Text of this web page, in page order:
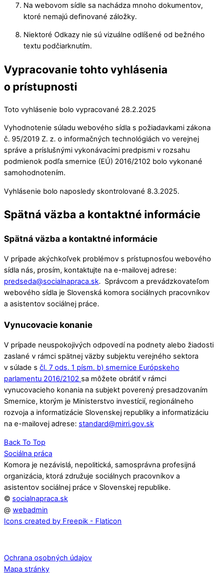
Na webovom sídle sa nachádza mnoho dokumentov,
ktoré nemajú definované záložky.
Niektoré Odkazy nie sú vizuálne odlíšené od bežného
textu podčiarknutím.
Vypracovanie tohto vyhlásenia
o prístupnosti
Toto vyhlásenie bolo vypracované 28.2.2025
Vyhodnotenie súladu webového sídla s požiadavkami zákona
č. 95/2019 Z. z. o informačných technológiách vo verejnej
správe a príslušnými vykonávacími predpismi v rozsahu
podmienok podľa smernice (EÚ) 2016/2102 bolo vykonané
samohodnotením.
Vyhlásenie bolo naposledy skontrolované 8.3.2025.
Spätná väzba a kontaktné informácie
Spätná väzba a kontaktné informácie
V prípade akýchkoľvek problémov s prístupnosťou webového
sídla nás, prosím, kontaktujte na e-mailovej adrese:
predseda@socialnapraca.sk. Správcom a prevádzkovateľom
webového sídla je Slovenská komora sociálnych pracovníkov
a asistentov sociálnej práce.
Vynucovacie konanie
V prípade neuspokojivých odpovedí na podnety alebo žiadosti
zaslané v rámci spätnej väzby subjektu verejného sektora
v súlade s čl. 7 ods. 1 písm. b) smernice Európskeho
parlamentu 2016/2102 sa môžete obrátiť v rámci
vynucovacieho konania na subjekt poverený presadzovaním
Smernice, ktorým je Ministerstvo investícií, regionálneho
rozvoja a informatizácie Slovenskej republiky a informatizáciu
na e-mailovej adrese: standard@mirri.gov.sk
Back To Top
Sociálna práca
Komora je nezávislá, nepolitická, samosprávna profesijná
organizácia, ktorá združuje sociálnych pracovníkov a
asistentov sociálnej práce v Slovenskej republike.
© socialnapraca.sk
@ webadmin
Icons created by Freepik - Flaticon
Ochrana osobných údajov
Mapa stránky